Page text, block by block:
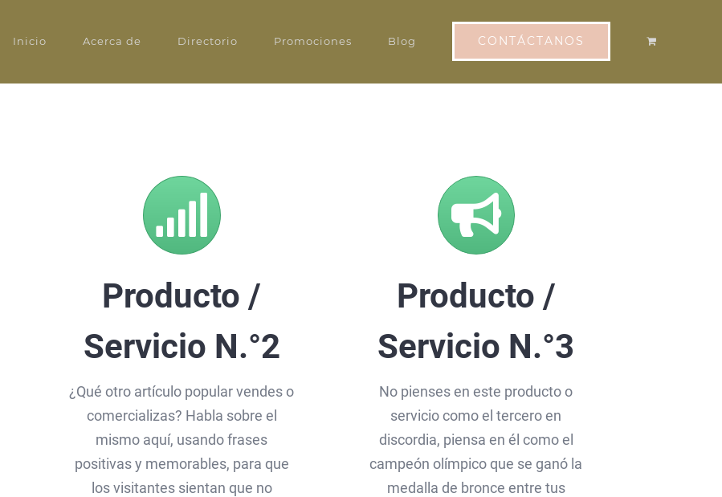
Inicio Acerca de Directorio Promociones Blog CONTÁCTANOS
Producto /
Servicio N.°2
¿Qué otro artículo popular vendes o
comercializas? Habla sobre el
mismo aquí, usando frases
positivas y memorables, para que
los visitantes sientan que no
Producto /
Servicio N.°3
No pienses en este producto o
servicio como el tercero en
discordia, piensa en él como el
campeón olímpico que se ganó la
medalla de bronce entre tus